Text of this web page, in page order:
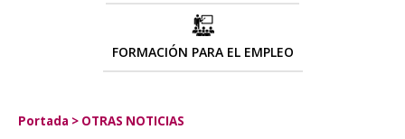
FORMACIÓN PARA EL EMPLEO
Portada > OTRAS NOTICIAS